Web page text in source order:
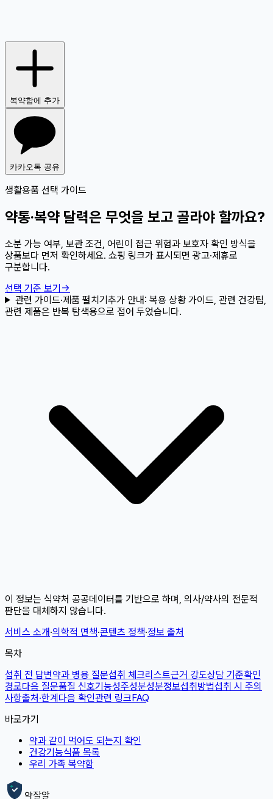
복약함에 추가
카카오톡 공유
생활용품 선택 가이드
약통·복약 달력은 무엇을 보고 골라야 할까요?
소분 가능 여부, 보관 조건, 어린이 접근 위험과 보호자 확인 방식을
상품보다 먼저 확인하세요. 쇼핑 링크가 표시되면 광고·제휴로
구분합니다.
선택 기준 보기 →
관련 가이드·제품 펼치기추가 안내: 복용 상황 가이드, 관련 건강팁,
관련 제품은 반복 탐색용으로 접어 두었습니다.
이 정보는 식약처 공공데이터를 기반으로 하며, 의사/약사의 전문적
판단을 대체하지 않습니다.
서비스 소개·의학적 면책·콘텐츠 정책·정보 출처
목차
섭취 전 답변약과 병용 질문섭취 체크리스트근거 강도상담 기준확인
경로다음 질문품질 신호기능성주성분성분정보섭취방법섭취 시 주의
사항출처·한계다음 확인관련 링크FAQ
바로가기
약과 같이 먹어도 되는지 확인
건강기능식품 목록
우리 가족 복약함
약잘알